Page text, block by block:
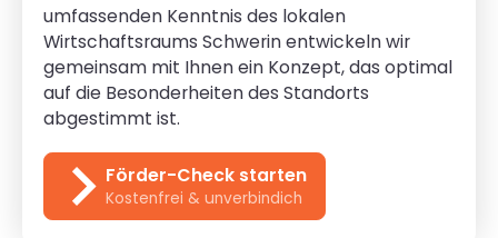
umfassenden Kenntnis des lokalen
Wirtschaftsraums Schwerin entwickeln wir
gemeinsam mit Ihnen ein Konzept, das optimal
auf die Besonderheiten des Standorts
abgestimmt ist.
Förder-Check starten
Kostenfrei & unverbindich